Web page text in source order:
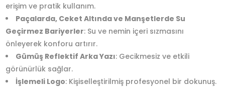
erişim ve pratik kullanım.
Paçalarda, Ceket Altında ve Manşetlerde Su
Geçirmez Bariyerler: Su ve nemin içeri sızmasını
önleyerek konforu artırır.
Gümüş Reflektif Arka Yazı: Gecikmesiz ve etkili
görünürlük sağlar.
İşlemeli Logo: Kişiselleştirilmiş profesyonel bir dokunuş.